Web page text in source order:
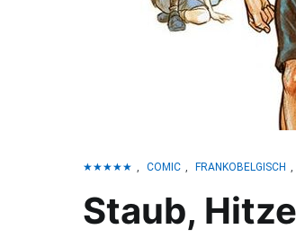
★★★★★ , COMIC , FRANKOBELGISCH ,
Staub,